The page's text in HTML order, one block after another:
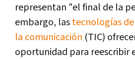
representan "el final de la
embargo, lastecnologías
la comunicación (TIC)
oportunidad para reescribir